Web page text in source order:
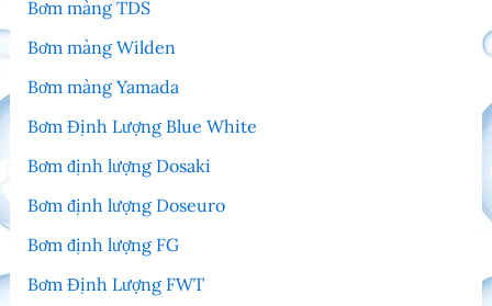
Bơm màng TDS
Bơm màng Wilden
Bơm màng Yamada
Bơm Định Lượng Blue White
Bơm định lượng Dosaki
Bơm định lượng Doseuro
Bơm định lượng FG
Bơm Định Lượng FWT